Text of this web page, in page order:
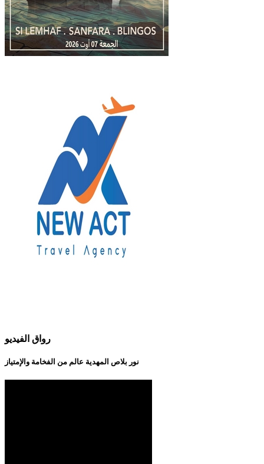
رواق الفيديو
نور بلاص المهدية عالم من الفخامة والإمتياز